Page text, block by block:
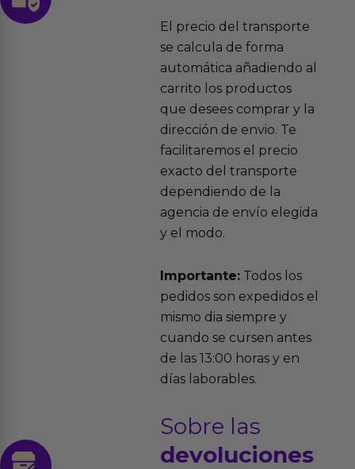
El precio del transporte
se calcula de forma
automática añadiendo al
carrito los productos
que desees comprar y la
dirección de envio. Te
facilitaremos el precio
exacto del transporte
dependiendo de la
agencia de envío elegida
y el modo.
Importante:Todos los
pedidos son expedidos el
mismo dia siempre y
cuando se cursen antes
de las 13:00 horas y en
días laborables.
Sobre las
devoluciones